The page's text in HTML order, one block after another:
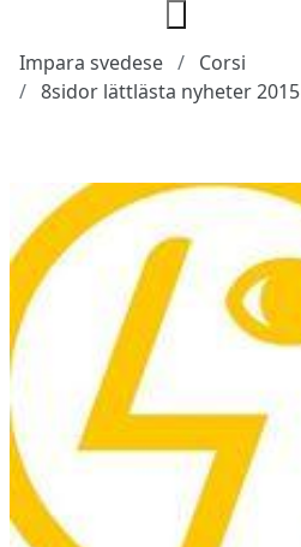
Impara svedese
Corsi
8sidor lättlästa nyheter 2015